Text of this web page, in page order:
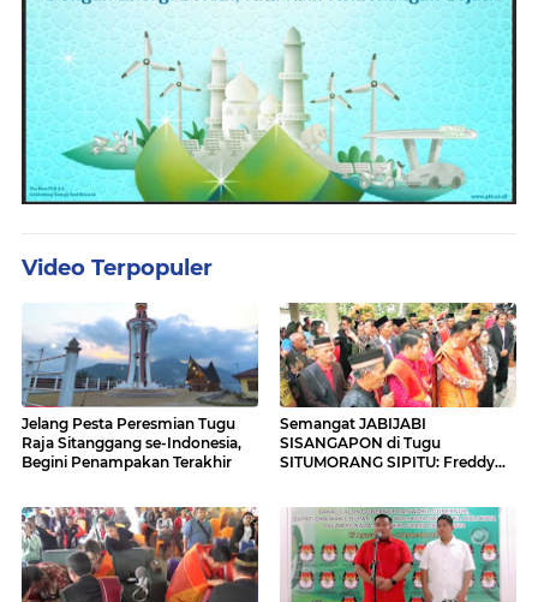
Video Terpopuler
Jelang Pesta Peresmian Tugu
Raja Sitanggang se-Indonesia,
Begini Penampakan Terakhir
Semangat JABIJABI
SISANGAPON di Tugu
SITUMORANG SIPITU: Freddy